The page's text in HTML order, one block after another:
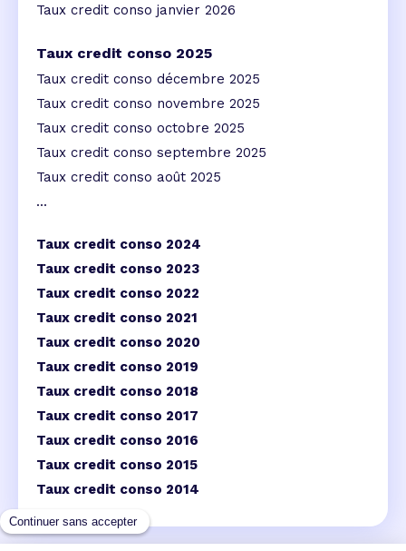
Taux credit conso janvier 2026
Taux credit conso 2025
Taux credit conso décembre 2025
Taux credit conso novembre 2025
Taux credit conso octobre 2025
Taux credit conso septembre 2025
Taux credit conso août 2025
...
Taux credit conso 2024
Taux credit conso 2023
Taux credit conso 2022
Taux credit conso 2021
Taux credit conso 2020
Taux credit conso 2019
Taux credit conso 2018
Taux credit conso 2017
Taux credit conso 2016
Taux credit conso 2015
Taux credit conso 2014